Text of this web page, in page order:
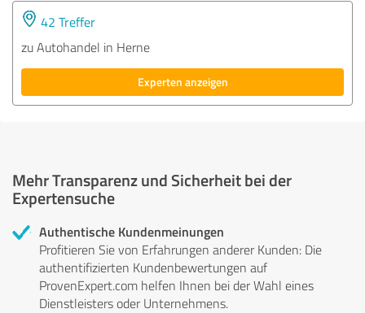
42 Treffer
zu Autohandel in Herne
Experten anzeigen
Mehr Transparenz und Sicherheit bei der
Expertensuche
Authentische Kundenmeinungen
Profitieren Sie von Erfahrungen anderer Kunden: Die
authentifizierten Kundenbewertungen auf
ProvenExpert.com helfen Ihnen bei der Wahl eines
Dienstleisters oder Unternehmens.